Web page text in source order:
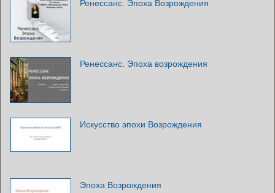
Ренессанс. Эпоха Возрождения
Ренессанс. Эпоха возрождения
Искусство эпохи Возрождения
Эпоха Возрождения